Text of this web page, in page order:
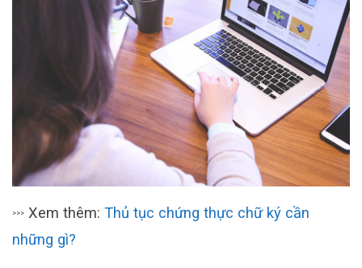
>>> Xem thêm: Thủ tục chứng thực chữ ký cần
những gì?